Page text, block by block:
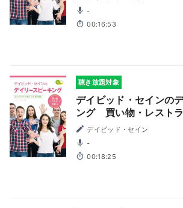
-
00:16:53
聴き放題対象
デイビッド・セインの
ング 買い物・レストラ
デイビッド・セイン
-
00:18:25